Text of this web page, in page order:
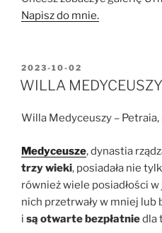
Napisz do mnie.
OPUBLIKOWANE
W
2023-10-02
WILLA
Willa Medyceuszy –
Medyceusze, dynastia
trzy wieki, posiadała nie
również wiele posiadłości
nich przetrwały w mniej
i są otwarte bezpłatniedla